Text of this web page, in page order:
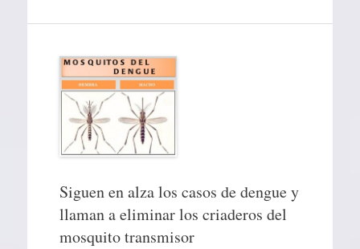
Siguen en alza los casos de dengue y
llaman a eliminar los criaderos del
mosquito transmisor